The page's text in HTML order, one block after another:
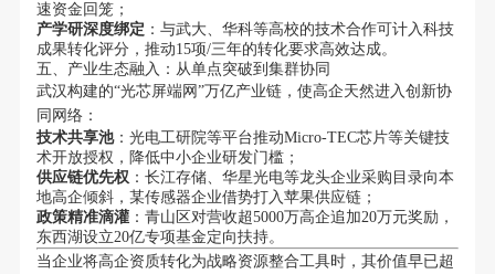
速资金回笼；
产学研深度绑定 ：与武大、华科等高校的技术合作可计入科技
成果转化评分，推动15项/三年的转化要求高效达成。
五、产业生态融入：从单点突破到集群协同
武汉构建的“光芯屏端网”万亿产业链，使高企天然进入创新协
同网络：
技术共享池：光电工研院等平台推动Micro-TEC芯片等关键技
术开放授权，降低中小企业研发门槛；
供应链优先权：长江存储、华星光电等龙头企业采购目录向本
地高企倾斜，某传感器企业借势打入苹果供应链；
政策精准滴灌：青山区对营收超5000万高企追加20万元奖励，
东西湖设立20亿专项基金定向扶持。
当企业将高企资质转化为战略资源整合工具时，其价值早已超